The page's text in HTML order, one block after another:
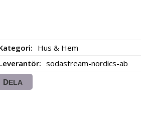
Hus & Hem
sodastream-nordics-ab
DELA